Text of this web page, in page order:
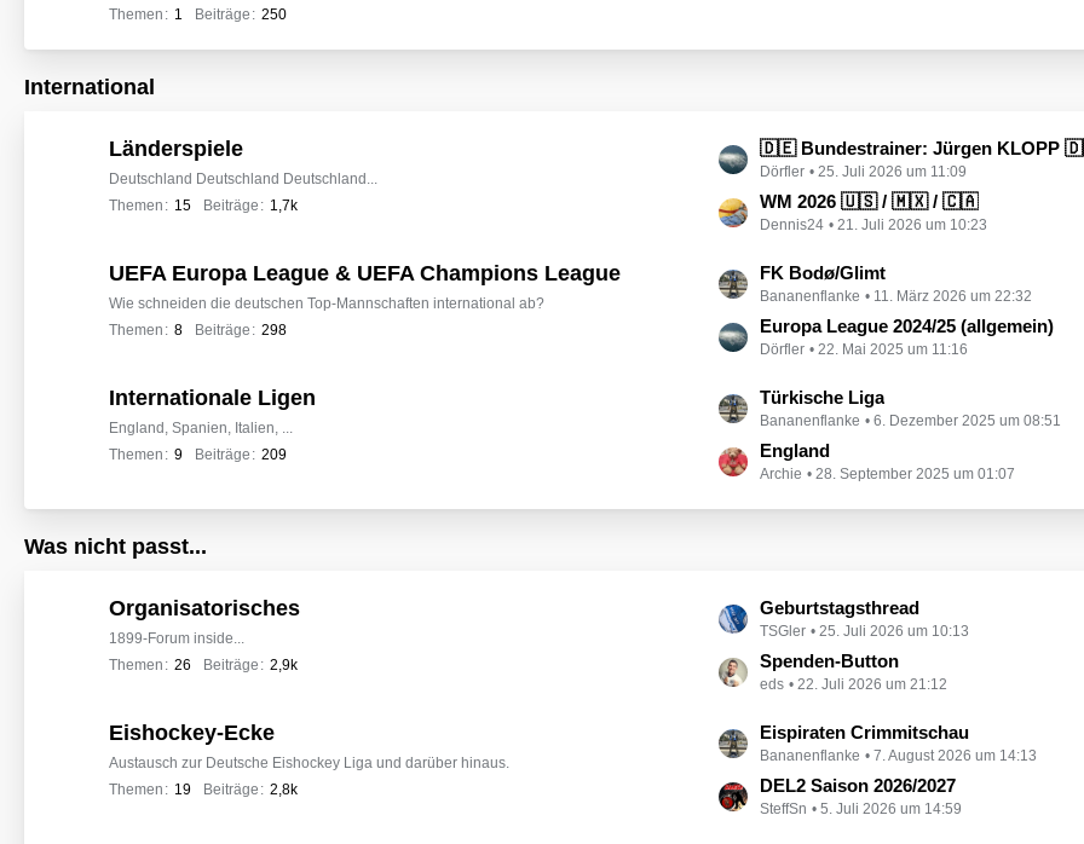
e
i
g
e
Themen
1 Beiträge 250
e
i
t
r
g
e
International
Länderspiele
Deutschland Deutschland Deutschland...
Themen
15 Beiträge 1,7k
L
e
t
z
e
e
r
g
🇩🇪 Bundestrainer: Jürgen KLOPP
Dörfler 25. Juli 2026 um 11:09
WM 2026 🇺🇸 / 🇲🇽 / 🇨🇦
Dennis24 21. Juli 2026 um 10:23
UEFA Europa League & UEFA Champions League
Wie schneiden die deutschen Top-Mannschaften international ab?
Themen
8 Beiträge 298
L
e
t
z
e
e
t
e
FK Bodø/Glimt
Bananenflanke 11. März 2026 um 22:32
Europa League 2024/25 (allgemein)
Dörfler 22. Mai 2025 um 11:16
Internationale Ligen
England, Spanien, Italien, ...
Themen
9 Beiträge 209
L
e
t
z
i
t
r
ä
e
Türkische Liga
Bananenflanke 6. Dezember 2025 um 08:51
England
Archie 28. September 2025 um 01:07
Was nicht passt...
Organisatorisches
1899-Forum inside...
Themen
26 Beiträge 2,9k
L
e
t
z
e
e
Geburtstagsthread
TSGler 25. Juli 2026 um 10:13
Spenden-Button
eds 22. Juli 2026 um 21:12
Eishockey-Ecke
Austausch zur Deutsche Eishockey Liga und darüber hinaus.
Themen
19 Beiträge 2,8k
L
e
t
z
Eispiraten Crimmitschau
Bananenflanke 7. August 2026 um 14:13
DEL2 Saison 2026/2027
SteffSn 5. Juli 2026 um 14:59